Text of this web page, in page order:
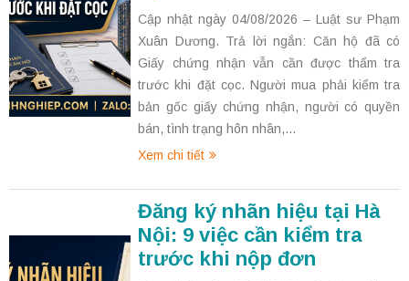
Cập nhật ngày 04/08/2026 – Luật sư Phạm
Xuân Dương. Trả lời ngắn: Căn hộ đã có
Giấy chứng nhận vẫn cần được thẩm tra
trước khi đặt cọc. Người mua phải kiểm tra
bản gốc giấy chứng nhận, người có quyền
bán, tình trạng hôn nhân,...
Xem chi tiết
Đăng ký nhãn hiệu tại Hà
Nội: 9 việc cần kiểm tra
trước khi nộp đơn